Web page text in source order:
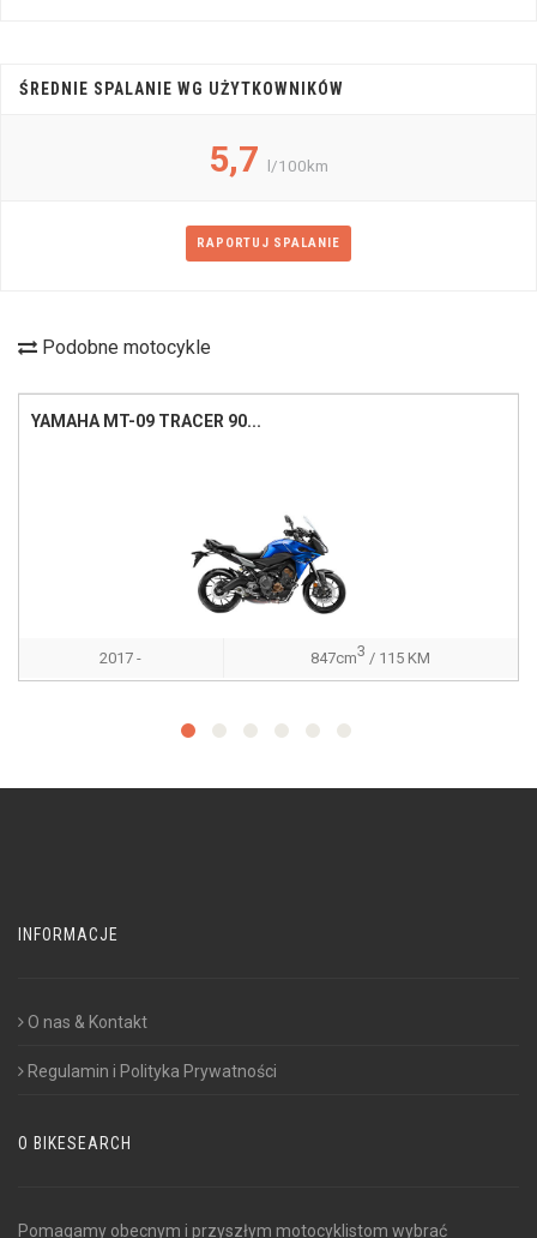
ŚREDNIE SPALANIE WG UŻYTKOWNIKÓW
5,7 l/100km
RAPORTUJ SPALANIE
Podobne motocykle
YAMAHA MT-09 TRACER 90...
2017 - 847cm3 / 115 KM
INFORMACJE
O nas & Kontakt
Regulamin i Polityka Prywatności
O BIKESEARCH
Pomagamy obecnym i przyszłym motocyklistom wybrać